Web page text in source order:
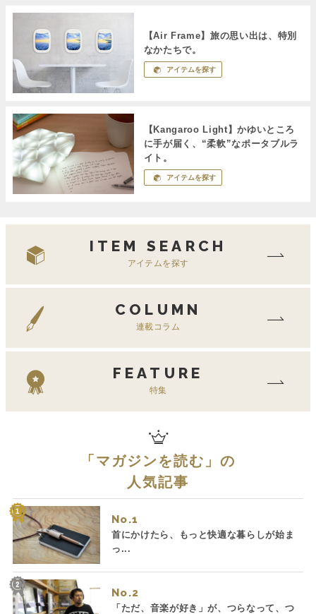
【Air Frame】旅の思い出は、特別
なかたちで。
アイテムを探す
【Kangaroo Light】かゆいところ
に手が届く、“柔軟”なポータブルラ
イト。
アイテムを探す
ITEM SEARCH
アイテムを探す
COLUMN
連載コラム
FEATURE
特集
「 マガジンを読む 」の
人気記事
No.
首にかけたら、もっと快適な暮らしが始ま
っ...
No.
「ただ、音楽が好き」が、つらなって、つ